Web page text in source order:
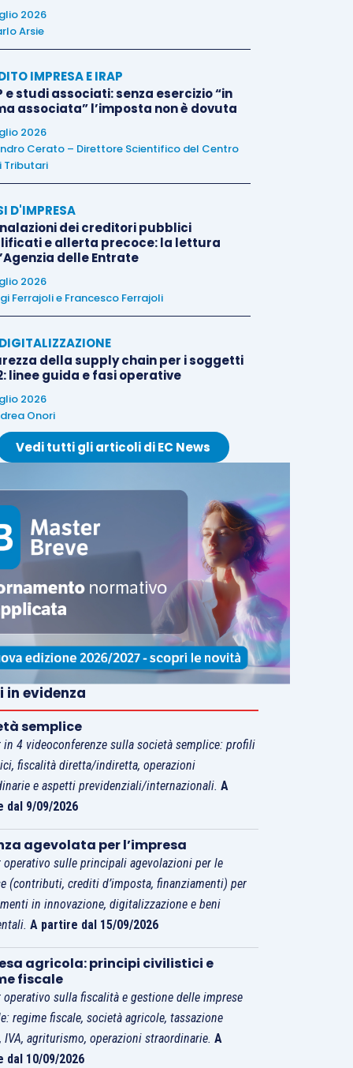
2026
Arsie
IMPRESA E IRAP
e studi associati: senza esercizio “in
associata” l’imposta non è dovuta
2026
Cerato – Direttore Scientifico del Centro
Tributari
D'IMPRESA
dei creditori pubblici
e allerta precoce: la lettura
delle Entrate
2026
Ferrajolie Francesco Ferrajoli
della supply chain per i soggetti
linee guida e fasi operative
2026
Onori
Vedi tutti gli articoli di EC News
in evidenza
semplice
in 4 videoconferenze sulla società semplice: profili
fiscalità diretta/indiretta, operazioni
e aspetti previdenziali/internazionali.A
dal 9/09/2026
agevolata per l’impresa
operativo sulle principali agevolazioni per le
(contributi, crediti d’imposta, finanziamenti) per
in innovazione, digitalizzazione e beni
A partire dal 15/09/2026
agricola: principi civilistici e
fiscale
operativo sulla fiscalità e gestione delle imprese
regime fiscale, società agricole, tassazione
IVA, agriturismo, operazioni straordinarie.A
dal 10/09/2026